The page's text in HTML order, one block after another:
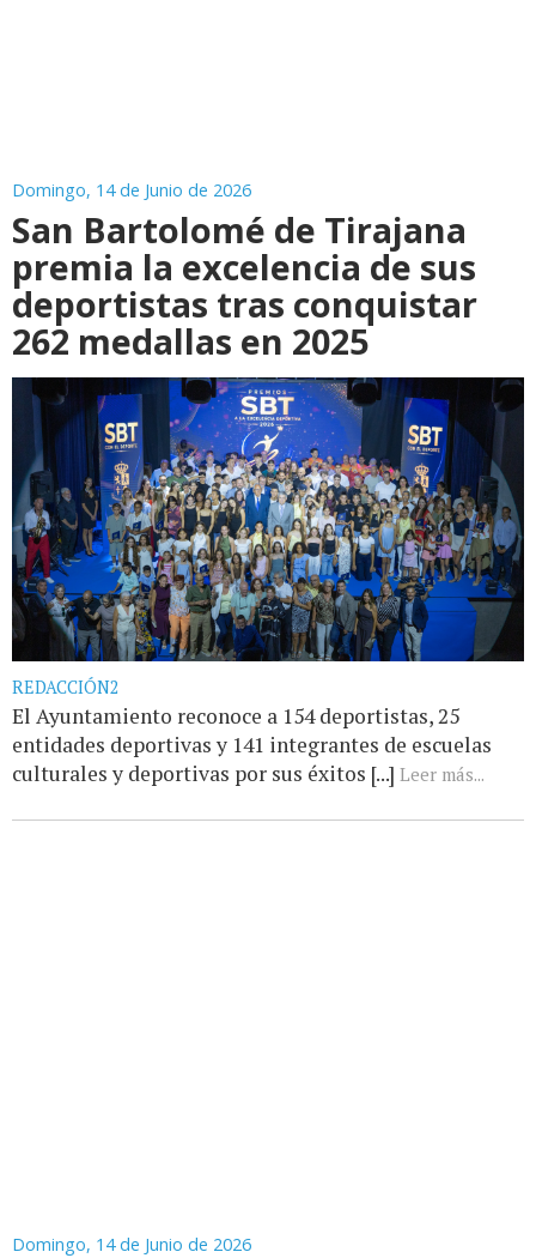
Domingo, 14 de Junio de 2026
San Bartolomé de Tirajana
premia la excelencia de sus
deportistas tras conquistar
262 medallas en 2025
REDACCIÓN2
El Ayuntamiento reconoce a 154 deportistas, 25
entidades deportivas y 141 integrantes de escuelas
culturales y deportivas por sus éxitos [...] Leer más...
Domingo, 14 de Junio de 2026